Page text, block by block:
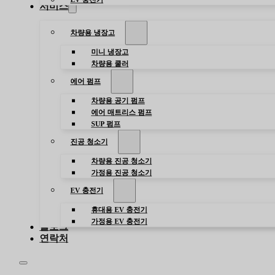
서비스
차량용 냉장고
미니 냉장고
차량용 쿨러
에어 펌프
차량용 공기 펌프
에어 매트리스 펌프
SUP 펌프
진공 청소기
차량용 진공 청소기
가정용 진공 청소기
EV 충전기
휴대용 EV 충전기
가정용 EV 충전기
블로그
연락처